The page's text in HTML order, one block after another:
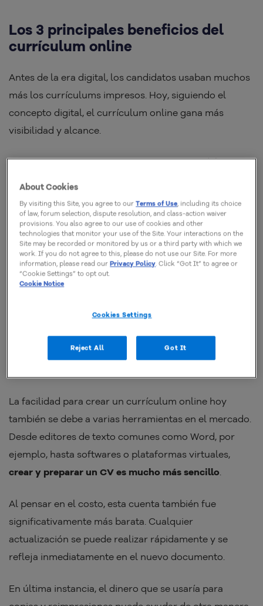
Los 3 principales beneficios del
currículum online
Antes de la era digital, los candidatos usaban muchos
más los currículums impresos. Hoy, siguiendo el
concepto digital, el currículum online gana más
visibilidad y alcance.
Si antes era necesario imprimir más copias del
esta única versión se puede compartir tantas veces
como se necesite, con tan solo unos clics.
Al llegar a más canales y diferentes empresas, se
acortó el tiempo entre la entrega, la evaluación y la
selección o feedback y este proceso se dinamizó.
Pero no solo eso, mira otras ventajas claras de este
La facilidad para crear un currículum online hoy
también se debe a varias herramientas en el mercado.
Desde editores de texto comunes como Word, por
ejemplo, hasta softwares o plataformas virtuales,
crear y preparar un CV es mucho más sencillo
Al pensar en el costo, esta cuenta también fue
significativamente más barata. Cualquier
actualización se puede realizar rápidamente y se
refleja inmediatamente en el nuevo documento.
En última instancia, el dinero que se usaría para
About Cookies
By visiting this Site, you agree to ourTerms of Use, including its choice
of law, forum selection, dispute resolution, and class-action waiver
provisions. You also agree to our use of cookies and other
technologies that monitor your use of the Site. Your interactions on the
Site may be recorded or monitored by us or a third party with which we
work. If you do not agree to this, please do not use our Site. For more
information, please read ourPrivacy Policy. Click “Got It” to agree or
“Cookie Settings” to opt out.
Cookie Notice
Cookies Settings
Reject All Got It